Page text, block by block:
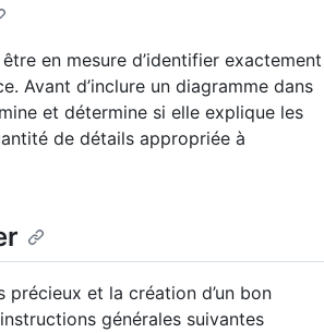
en mesure d’identifier exactement
Avant d’inclure un diagramme dans
et détermine si elle explique les
de détails appropriée à
et la création d’un bon
générales suivantes